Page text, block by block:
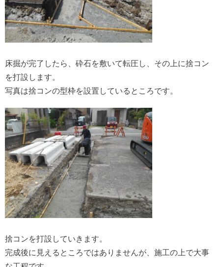
床掘が完了したら、砕石を敷いて転圧し、その上に捨コン
を打設します。
写真は捨コンの型枠を設置しているところです。
捨コンを打設していきます。
完成後に見えるところではありませんが、施工の上で大事